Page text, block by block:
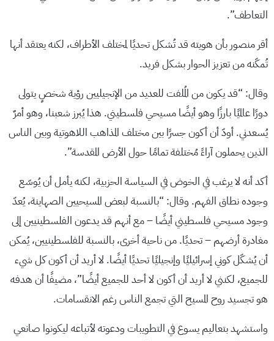
التعاطف”.
أقر منصور بأن هويته قد تُشكل تحديًا لمختلف الأطراف، لكنه يعتقد أنها
تُمكّنه من تعزيز الحوار بشكل فريد.
وقال: “قد يكون من المُلفت للعديد من الإنجيليين رؤية شخصٍ يتولى
دورًا عالميًا بارزًا وهو أيضًا مسيحي فلسطيني. هذا يُبرز شعبنا، وهو أمرٌ
يُسعدني. أودّ أن أكون جسرًا بين مختلف المذاهب اللاهوتية وبين الناس
الذين يحملون آراءً مُختلفة تمامًا حول الأرض المقدسة”.
أكد أنه لا يرغب في الخوض في السياسة الحزبية، لكنه يأمل أن يُوسّع
وجوده نطاق الفهم. وقال: “بالنسبة لبعض المسيحيين الصهاينة، يُعدّ
وجود مسيحي فلسطيني أيضًا – مع أنهم قد يدعون الفلسطينيين إلى
مغادرة أرضهم – تحديًا. من ناحية أخرى، بالنسبة للفلسطينيين، يُمكن
أن يُشكّل كوني إسرائيليًا وإنجيليًا تحديًا أيضًا. لا أريد أن أكون كل شيء
للجميع، لكنني لا أريد أن أكون لا أحد للجميع أيضًا”، مضيفًا أن هدفه
هو تجسيد روح المسيح التي تجمع الناس رغم الانقسامات.
واستشهد بتعاليم يسوع في التطويبات ودعوته لأتباعه ليكونوا صانعي